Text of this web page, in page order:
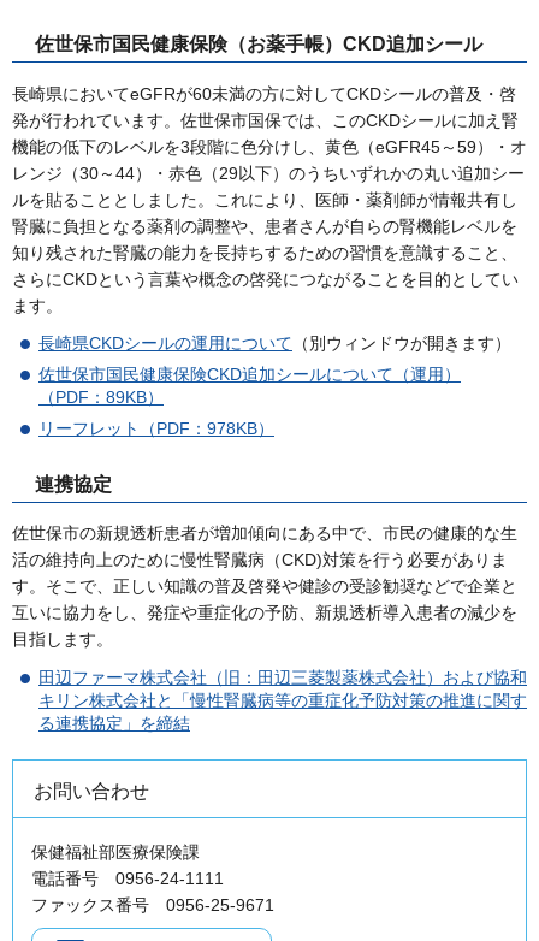
佐世保市国民健康保険（お薬手帳）CKD追加シール
長崎県においてeGFRが60未満の方に対してCKDシールの普及・啓
発が行われています。佐世保市国保では、このCKDシールに加え腎
機能の低下のレベルを3段階に色分けし、黄色（eGFR45～59）・オ
レンジ（30～44）・赤色（29以下）のうちいずれかの丸い追加シー
ルを貼ることとしました。これにより、医師・薬剤師が情報共有し
腎臓に負担となる薬剤の調整や、患者さんが自らの腎機能レベルを
知り残された腎臓の能力を長持ちするための習慣を意識すること、
さらにCKDという言葉や概念の啓発につながることを目的としてい
ます。
長崎県CKDシールの運用について （別ウィンドウが開きます）
佐世保市国民健康保険CKD追加シールについて（運用）
（PDF：89KB）
リーフレット（PDF：978KB）
連携協定
佐世保市の新規透析患者が増加傾向にある中で、市民の健康的な生
活の維持向上のために慢性腎臓病（CKD)対策を行う必要がありま
す。そこで、正しい知識の普及啓発や健診の受診勧奨などで企業と
互いに協力をし、発症や重症化の予防、新規透析導入患者の減少を
目指します。
田辺ファーマ株式会社（旧：田辺三菱製薬株式会社）および協和
キリン株式会社と「慢性腎臓病等の重症化予防対策の推進に関す
る連携協定」を締結
お問い合わせ
保健福祉部医療保険課
電話番号 0956-24-1111
ファックス番号 0956-25-9671